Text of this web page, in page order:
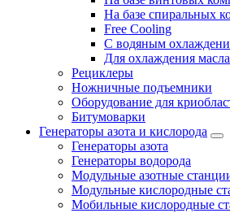
На базе спиральных
Free Cooling
С водяным
Для охлаждения масла
Рециклеры
Ножничные подъемники
Оборудование для
Битумоварки
Генераторы азота и кислорода
Генераторы азота
Генераторы водорода
Модульные азотные
Модульные кислородные
Мобильные кислородные